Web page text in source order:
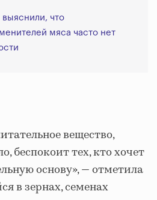
что
мяса часто нет
вещество,
беспокоит тех, кто хочет
основу», — отметила
в зернах, семенах